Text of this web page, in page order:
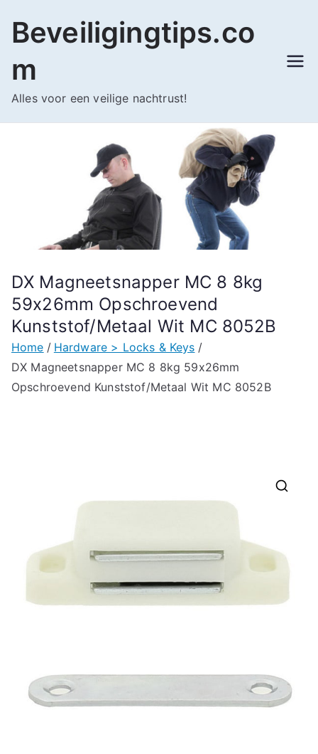
naar
inhoud
Beveiligingtips.co
m
Alles voor een veilige nachtrust!
DX Magneetsnapper MC 8 8kg
59x26mm Opschroevend
Kunststof/Metaal Wit MC 8052B
Home
Hardware > Locks & Keys
DX Magneetsnapper MC 8 8kg 59x26mm
Opschroevend Kunststof/Metaal Wit MC 8052B